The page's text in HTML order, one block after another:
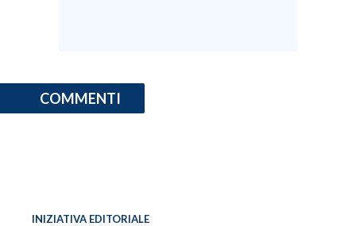
COMMENTI
INIZIATIVA EDITORIALE